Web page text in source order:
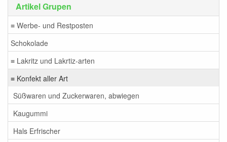
Artikel Grupen
≡ Werbe- und Restposten
Schokolade
≡ Lakritz und Lakrtiz-arten
≡ Konfekt aller Art
Süßwaren und Zuckerwaren, abwiegen
Kaugummi
Hals Erfrischer